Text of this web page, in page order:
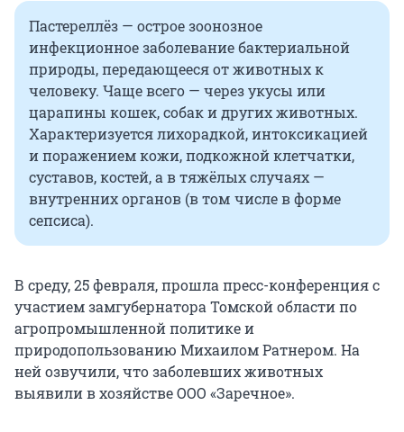
Пастереллёз — острое зоонозное
инфекционное заболевание бактериальной
природы, передающееся от животных к
человеку. Чаще всего — через укусы или
царапины кошек, собак и других животных.
Характеризуется лихорадкой, интоксикацией
и поражением кожи, подкожной клетчатки,
суставов, костей, а в тяжёлых случаях —
внутренних органов (в том числе в форме
сепсиса).
В среду, 25 февраля, прошла пресс-конференция с
участием замгубернатора Томской области по
агропромышленной политике и
природопользованию Михаилом Ратнером. На
ней озвучили, что заболевших животных
выявили в хозяйстве ООО «Заречное».